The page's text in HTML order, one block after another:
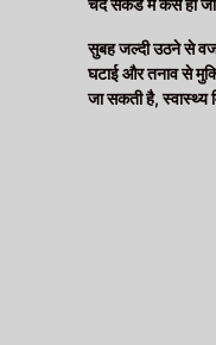
चंद सेकेंड में कैसे हो
सुबह जल्दी उठने से
घटाई और तनाव से
जा सकती है, स्वास्थ्य